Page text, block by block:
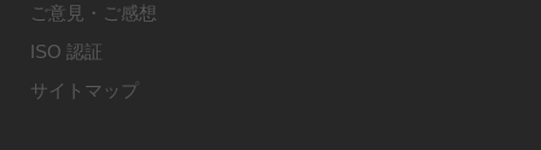
ご意見・ご感想
ISO 認証
サイトマップ